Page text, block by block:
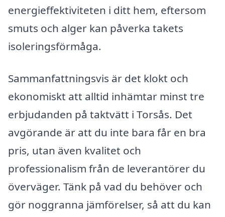
energieffektiviteten i ditt hem, eftersom
smuts och alger kan påverka takets
isoleringsförmåga.
Sammanfattningsvis är det klokt och
ekonomiskt att alltid inhämtar minst tre
erbjudanden på taktvätt i Torsås. Det
avgörande är att du inte bara får en bra
pris, utan även kvalitet och
professionalism från de leverantörer du
överväger. Tänk på vad du behöver och
gör noggranna jämförelser, så att du kan